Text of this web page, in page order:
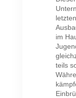
im
teils